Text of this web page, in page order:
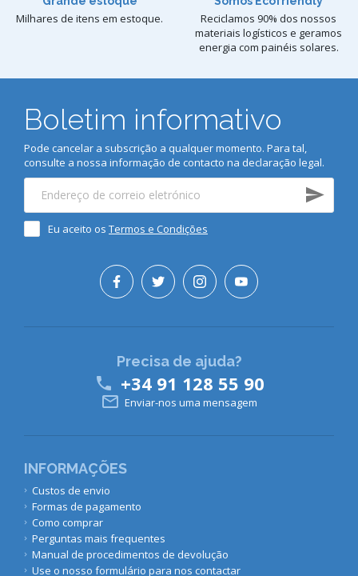
Milhares de itens em estoque.
Reciclamos 90% dos nossos
materiais logísticos e geramos
energia com painéis solares.
Boletim informativo
Pode cancelar a subscrição a qualquer momento. Para tal,
consulte a nossa informação de contacto na declaração legal.
Eu aceito os Termos e Condições
INFORMAÇÕES
Custos de envio
Formas de pagamento
Como comprar
Perguntas mais frequentes
Manual de procedimentos de devolução
Use o nosso formulário para nos contactar
Precisa de ajuda?
 +34 91 128 55 90
 Enviar-nos uma mensagem